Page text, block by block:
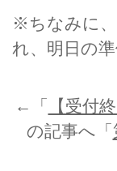
※ちなみに
れ、明日の
←「
【受付
の記事へ「